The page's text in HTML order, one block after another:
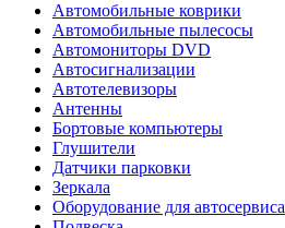
Автомобильные коврики
Автомобильные пылесосы
Автомониторы DVD
Автосигнализации
Автотелевизоры
Антенны
Бортовые компьютеры
Глушители
Датчики парковки
Зеркала
Оборудование для автосервиса